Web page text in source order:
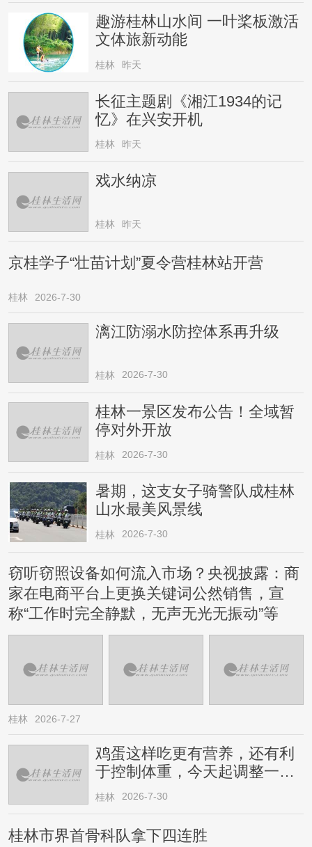
趣游桂林山水间 一叶桨板激活
文体旅新动能
桂林 昨天
长征主题剧《湘江1934的记
忆》在兴安开机
桂林 昨天
戏水纳凉
桂林 昨天
京桂学子“壮苗计划”夏令营桂林站开营
桂林 2026-7-30
漓江防溺水防控体系再升级
桂林 2026-7-30
桂林一景区发布公告！全域暂
停对外开放
桂林 2026-7-30
暑期，这支女子骑警队成桂林
山水最美风景线
桂林 2026-7-30
窃听窃照设备如何流入市场？央视披露：商
家在电商平台上更换关键词公然销售，宣
称“工作时完全静默，无声无光无振动”等
桂林 2026-7-27
鸡蛋这样吃更有营养，还有利
于控制体重，今天起调整一下
→
桂林 2026-7-30
桂林市界首骨科队拿下四连胜